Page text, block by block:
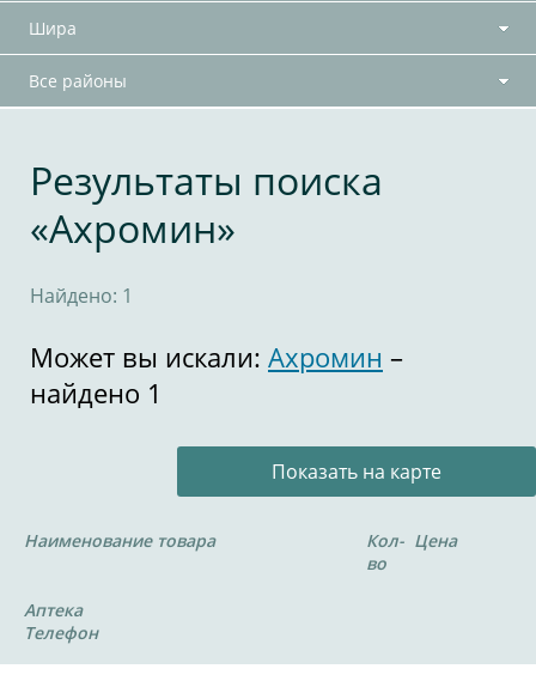
Шира
Все районы
Результаты поиска
«Ахромин»
Найдено: 1
Может вы искали: Ахромин –
найдено 1
Показать на карте
Наименование товара
Кол-
во
Цена
Аптека
Телефон